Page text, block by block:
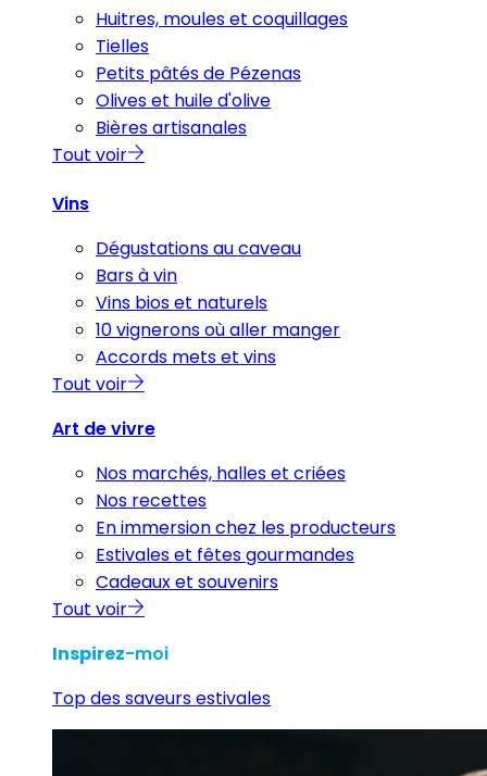
Huitres, moules et coquillages
Tielles
Petits pâtés de Pézenas
Olives et huile d'olive
Bières artisanales
Tout voir
Vins
Dégustations au caveau
Bars à vin
Vins bios et naturels
10 vignerons où aller manger
Accords mets et vins
Tout voir
Art de vivre
Nos marchés, halles et criées
Nos recettes
En immersion chez les producteurs
Estivales et fêtes gourmandes
Cadeaux et souvenirs
Tout voir
Inspirez-moi
Top des saveurs estivales